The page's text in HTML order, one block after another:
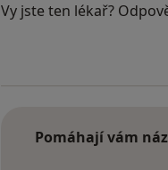
Vy jste ten lékař?
Pomáhají vám